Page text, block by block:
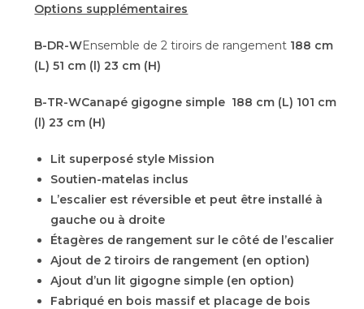
Options supplémentaires
B-DR-WEnsemble de 2 tiroirs de rangement 188 cm
(L) 51 cm (l) 23 cm (H)
B-TR-WCanapé gigogne simple 188 cm (L) 101 cm
(l) 23 cm (H)
Lit superposé style Mission
Soutien-matelas inclus
L’escalier est réversible et peut être installé à
gauche ou à droite
Étagères de rangement sur le côté de l’escalier
Ajout de 2 tiroirs de rangement (en option)
Ajout d’un lit gigogne simple (en option)
Fabriqué en bois massif et placage de bois